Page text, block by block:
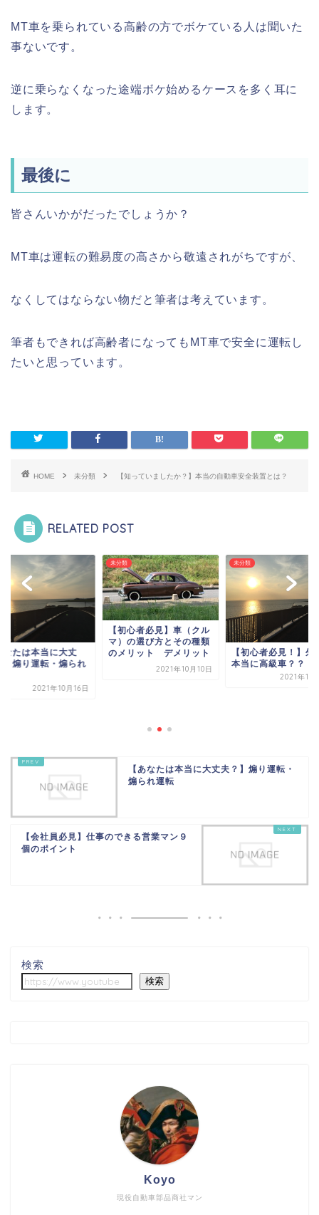
MT車を乗られている高齢の方でボケている人は聞いた
事ないです。
逆に乗らなくなった途端ボケ始めるケースを多く耳に
します。
最後に
皆さんいかがだったでしょうか？
MT車は運転の難易度の高さから敬遠されがちですが、
なくしてはならない物だと筆者は考えています。
筆者もできれば高齢者になってもMT車で安全に運転し
たいと思っています。
HOME 未分類 【知っていましたか？】本当の自動車安全装置とは？
RELATED POST
なたは本当に大丈
】煽り運転・煽られ
2021年10月16日
未分類
【初心者必見】車（クル
マ）の選び方とその種類
のメリット デメリット
2021年10月10日
未分類
【初心者必見！】外
本当に高級車？？
2021年10
【あなたは本当に大丈夫？】煽り運転・
煽られ運転
【会社員必見】仕事のできる営業マン９
個のポイント
検索
検索
現役自動車部品商社マン
Koyo